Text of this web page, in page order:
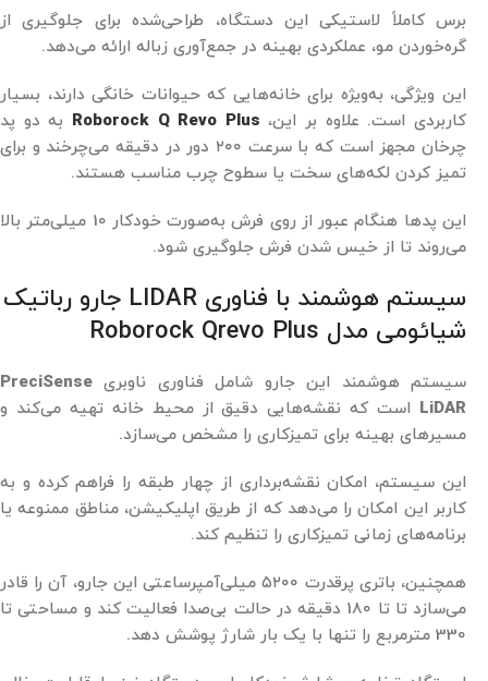
برس کاملاً لاستیکی این دستگاه، طراحی‌شده برای جلوگیری از
گره‌خوردن مو، عملکردی بهینه در جمع‌آوری زباله ارائه می‌دهد.
این ویژگی، به‌ویژه برای خانه‌هایی که حیوانات خانگی دارند، بسیار
کاربردی است. علاوه بر این، Roborock Q Revo Plus به دو پد
چرخان مجهز است که با سرعت ۲۰۰ دور در دقیقه می‌چرخند و برای
تمیز کردن لکه‌های سخت یا سطوح چرب مناسب هستند.
این پدها هنگام عبور از روی فرش به‌صورت خودکار 10 میلی‌متر بالا
می‌روند تا از خیس شدن فرش جلوگیری شود.
سیستم هوشمند با فناوری LIDAR جارو رباتیک
شیائومی مدل Roborock Qrevo Plus
سیستم هوشمند این جارو شامل فناوری ناوبری PreciSense
LiDAR است که نقشه‌هایی دقیق از محیط خانه تهیه می‌کند و
مسیرهای بهینه برای تمیزکاری را مشخص می‌سازد.
این سیستم، امکان نقشه‌برداری از چهار طبقه را فراهم کرده و به
کاربر این امکان را می‌دهد که از طریق اپلیکیشن، مناطق ممنوعه یا
برنامه‌های زمانی تمیزکاری را تنظیم کند.
همچنین، باتری پرقدرت ۵۲۰۰ میلی‌آمپرساعتی این جارو، آن را قادر
می‌سازد تا تا 180 دقیقه در حالت بی‌صدا فعالیت کند و مساحتی تا
330 مترمربع را تنها با یک بار شارژ پوشش دهد.